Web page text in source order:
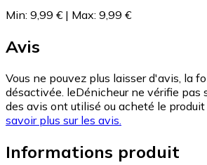
Min: 9,99 € | Max: 9,99 €
Avis
Vous ne pouvez plus laisser d'avis, la
désactivée. leDénicheur ne vérifie pas
des avis ont utilisé ou acheté le
savoir plus sur les avis.
Informations produit